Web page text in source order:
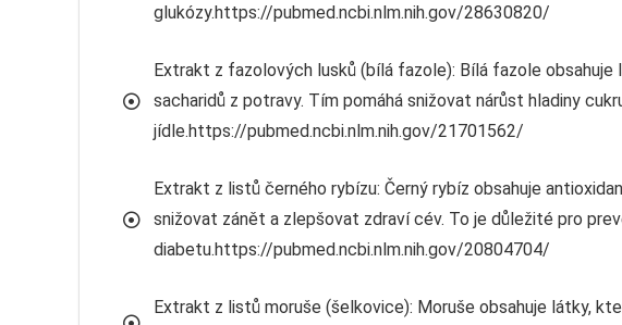
glukózy.https://pubmed.ncbi.nlm.nih.gov/28630820/
Extrakt z fazolových lusků (bílá fazole): Bílá fazole
sacharidů z potravy. Tím pomáhá snižovat nárůst hladiny
jídle.https://pubmed.ncbi.nlm.nih.gov/21701562/
Extrakt z listů černého rybízu: Černý rybíz obsahuje
snižovat zánět a zlepšovat zdraví cév. To je důležité pro
diabetu.https://pubmed.ncbi.nlm.nih.gov/20804704/
Extrakt z listů moruše (šelkovice): Moruše obsahuje látky,